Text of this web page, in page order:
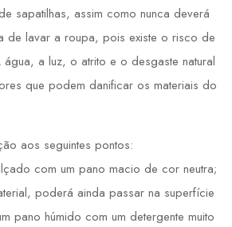
sapatilhas, assim como nunca deverá
de lavar a roupa, pois existe o risco de
a luz, o atrito e o desgaste natural
que podem danificar os materiais do
aos seguintes pontos:
com um pano macio de cor neutra;
poderá ainda passar na superfície
pano húmido com um detergente muito